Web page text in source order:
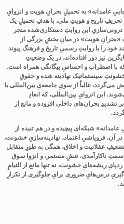
عامدانه» به تحمیلِ بحرانِ هویت و انزوایِ
تحریفِ تاریخ و هویتِ ملی، با هدفِ تحمیلِ یک
درونی‌سازیِ این روایتِ دستکاری‌شده منجر
«بحرانِ هویت» در میانِ بخشِ بزرگی از
خود را با روایتِ رسمیِ تاریخ و فرهنگ پیوند
نیز دور افتاده‌اند، در یک وضعیتِ
با اضطراب و احساسِ بیگانگی همراه است.
سیستماتیک نهادینه شده و حقوقِ
می‌گردد، غالباً از سویِ جامعه‌یِ بین‌المللی با
این انزوایِ بین‌المللی، که ابعادِ
تشدیدِ بحران‌های داخلی افزوده و مانع از
.
شبکه‌ای پیچیده و در هم تنیده از
آن، فروپاشیِ اعتماد، نهادینه‌سازیِ خشونت،
عقلانیت و اخلاق، همگی به طورِ متقابل
سمتِ ناکارآمدی، تنشِ مستمر، و انزوا سوق
ریشه‌هایِ خشونت، نه تنها مانع از التیامِ
درس‌هایِ ضروری برایِ جلوگیری از تکرارِ
.